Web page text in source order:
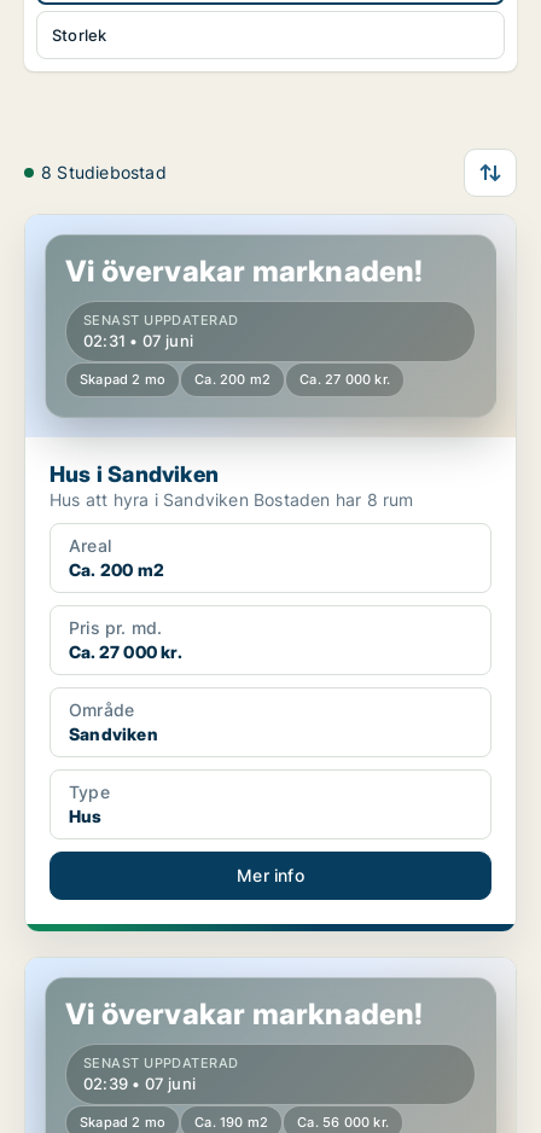
Storlek
8 Studiebostad
Hus i Sandviken
Vi övervakar marknaden!
SENAST UPPDATERAD
02:31 • 07 juni
Skapad 2 mo Ca. 200 m2 Ca. 27 000 kr.
Hus i Sandviken
Hus att hyra i Sandviken Bostaden har 8 rum
Areal
Ca. 200 m2
Pris pr. md.
Ca. 27 000 kr.
Område
Sandviken
Type
Hus
Mer info
Hus i Sandviken
Vi övervakar marknaden!
SENAST UPPDATERAD
02:39 • 07 juni
Skapad 2 mo Ca. 190 m2 Ca. 56 000 kr.